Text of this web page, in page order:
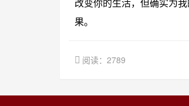
改变你的生活，但确实为
果。
阅读：2789